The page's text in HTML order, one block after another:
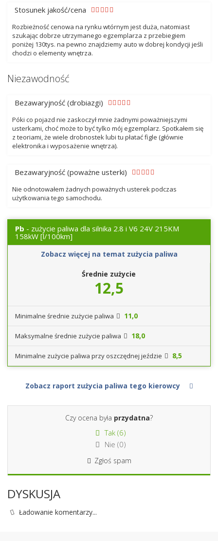
Stosunek jakość/cena
Rozbieżność cenowa na rynku wtórnym jest duża, natomiast
szukając dobrze utrzymanego egzemplarza z przebiegiem
poniżej 130tys. na pewno znajdziemy auto w dobrej kondycji jeśli
chodzi o elementy wnętrza.
Niezawodność
Bezawaryjność (drobiazgi)
Póki co pojazd nie zaskoczył mnie żadnymi poważniejszymi
usterkami, choć może to być tylko mój egzemplarz. Spotkałem się
z teoriami, że wiele drobnostek lubi tu płatać figle (głównie
elektronika i wyposażenie wnętrza).
Bezawaryjność (poważne usterki)
Nie odnotowałem żadnych poważnych usterek podczas
użytkowania tego samochodu.
Pb - zużycie paliwa dla silnika 2.8 i V6 24V 215KM
158kW [l/100km]
Średnie zużycie
12,5
Minimalne średnie zużycie paliwa 11,0
Maksymalne średnie zużycie paliwa 18,0
Minimalne zużycie paliwa przy oszczędnej jeździe 8,5
Zobacz więcej na temat zużycia paliwa
Zobacz raport zużycia paliwa tego kierowcy
Czy ocena była przydatna?
Tak (6)
Nie (0)
Zgłoś spam
DYSKUSJA
Ładowanie komentarzy...